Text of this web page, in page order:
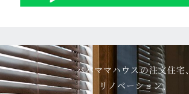
パパママハウスの注文住宅、
リノベーション、